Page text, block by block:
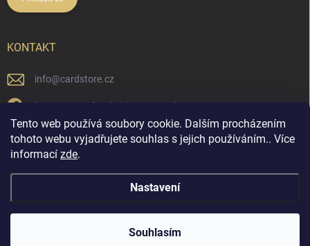
Tento web používá soubory cookie. Dalším procházením
tohoto webu vyjadřujete souhlas s jejich používáním.. Více
informací zde.
Nastavení
Souhlasím
KONTAKT
info@cardstore.cz
https://www.facebook.com/cardstorecz
cardstore.cz/
@cardstore.cz/
Cardstore.cz . Všechna práva vyhrazena.